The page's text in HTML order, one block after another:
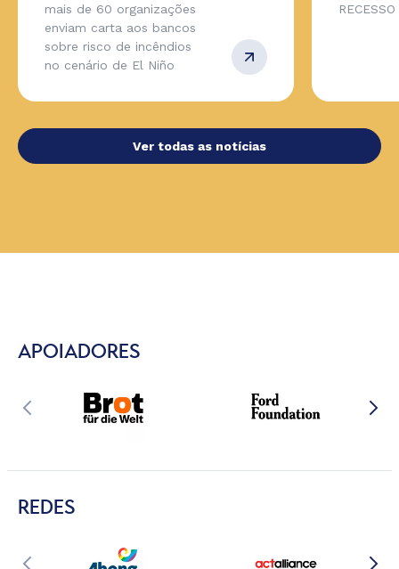
mais de 60 organizações
enviam carta aos bancos
sobre risco de incêndios
no cenário de El Niño
Ver todas as notícias
APOIADORES
REDES